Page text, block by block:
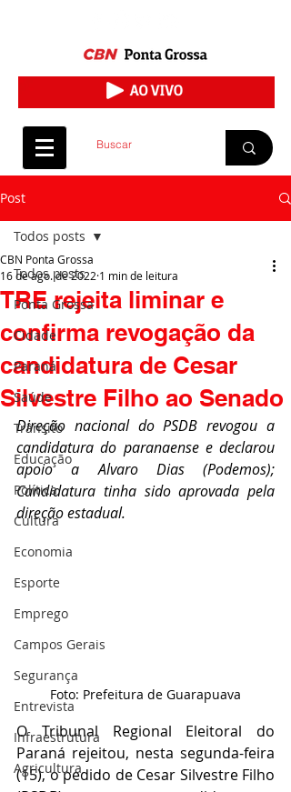
Post
Todos posts
Ponta Grossa
Cidade
Paraná
Saúde
Trânsito
Educação
Política
Cultura
Economia
Esporte
Emprego
Campos Gerais
Segurança
Entrevista
Infraestrutura
Agricultura
Todos posts
TRE rejeita liminar e
confirma revogação da
candidatura de Cesar
Silvestre Filho ao Senado
CBN Ponta Grossa
16 de ago. de 2022 1 min de leitura
Direção nacional do PSDB revogou a
candidatura do paranaense e declarou
apoio a Alvaro Dias (Podemos);
Candidatura tinha sido aprovada pela
direção estadual.
Foto: Prefeitura de Guarapuava
O Tribunal Regional Eleitoral do
Paraná rejeitou, nesta segunda-feira
(15), o pedido de Cesar Silvestre Filho